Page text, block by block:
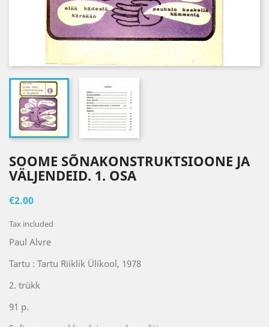
SOOME SÕNAKONSTRUKTSIOONE JA
VÄLJENDEID. 1. OSA
€2.00
Tax included
Paul Alvre
Tartu : Tartu Riiklik Ülikool, 1978
2. trükk
91 p.